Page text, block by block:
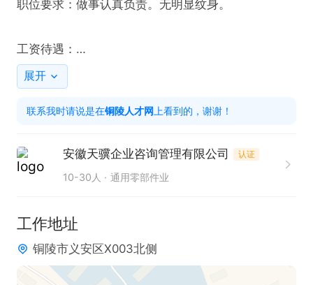
职位要求：做事认真负责。无明显纹身。
工资待遇：
岗位21元/小时，220/天.
满7天可以提供预支，吃住全包。名额不多，招满截
止！！！福利待遇真实有效，吃住不花一分钱。年底
展开
联系我时请说是在铜陵人才网 上看到的，谢谢！
安徽天骥企业咨询管理有限公司 认证
10-30人 通用零部件业
工作地址
铜陵市义安区X003北侧